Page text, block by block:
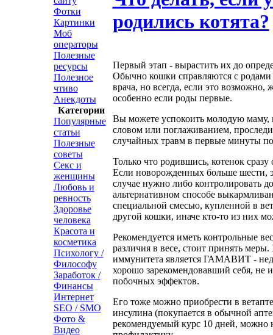
Фотки
Картинки
Моб
операторы
Полезные
ресурсы
Полезное
чтиво
Анекдоты
Категории
Популярные
статьи
Полезные
советы
Секс и
женщины
Любовь и
ревность
Здоровье
человека
Красота и
косметика
Психологу /
Философу
Заработок /
Финансы
Интернет
SEO / SMO
Фото &
Видео
родились котята?
Первый этап - вырастить их до
Обычно кошки справляются с
врача, но всегда, если это
особенно если роды первые.
Вы можете успокоить молодую маму,
словом или поглаживанием,
случайных травм в первые минуты
Только что родившись, котенок
Если новорожденных больше шести,
случае нужно либо контролировать
альтернативном способе
специальной смесью, купленной в
другой кошки, иначе кто-то из них
Рекомендуется иметь контрольные
различия в весе, стоит принять
иммунитета является ГАМАВИТ -
хорошо зарекомендовавший себя,
побочных эффектов.
Его тоже можно приобрести в
инсулина (покупается в обычной
рекомендуемый курс 10 дней, можно